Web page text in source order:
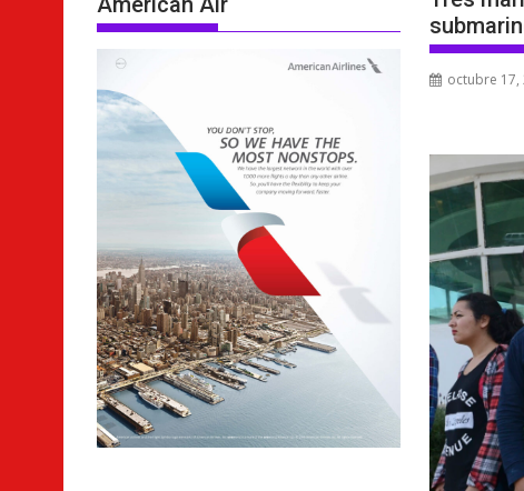
octubre 17,